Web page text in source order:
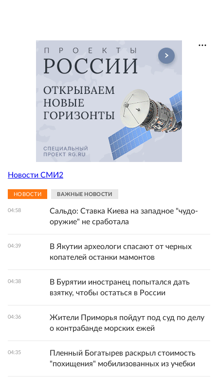
Новости СМИ2
НОВОСТИ ВАЖНЫЕ НОВОСТИ
04:58
Сальдо: Ставка Киева на западное "чудо-
оружие" не сработала
04:39
В Якутии археологи спасают от черных
копателей останки мамонтов
04:38
В Бурятии иностранец попытался дать
взятку, чтобы остаться в России
04:36
Жители Приморья пойдут под суд по делу
о контрабанде морских ежей
04:35
Пленный Богатырев раскрыл стоимость
"похищения" мобилизованных из учебки